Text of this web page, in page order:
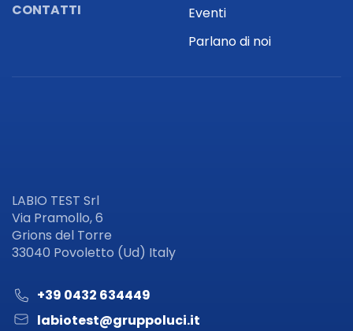
Eventi
Parlano di noi
CONTATTI
LABIO TEST Srl
Via Pramollo, 6
Grions del Torre
33040 Povoletto (Ud) Italy
+39 0432 634449
labiotest@gruppoluci.it